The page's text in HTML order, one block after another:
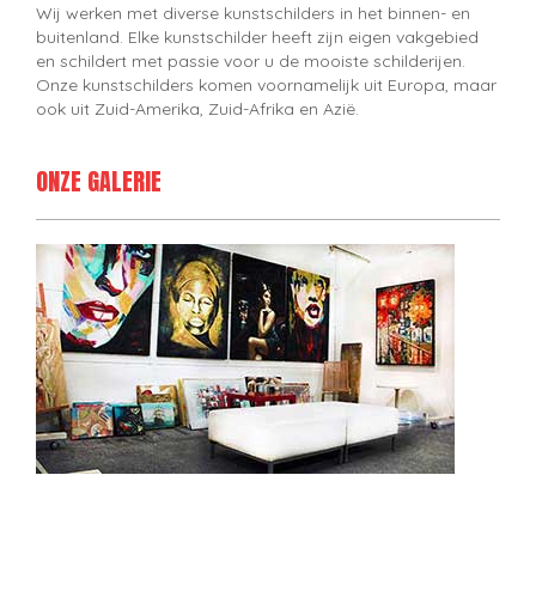
Wij werken met diverse kunstschilders in het binnen- en
buitenland. Elke kunstschilder heeft zijn eigen vakgebied
en schildert met passie voor u de mooiste schilderijen.
Onze kunstschilders komen voornamelijk uit Europa, maar
ook uit Zuid-Amerika, Zuid-Afrika en Azië.
ONZE GALERIE